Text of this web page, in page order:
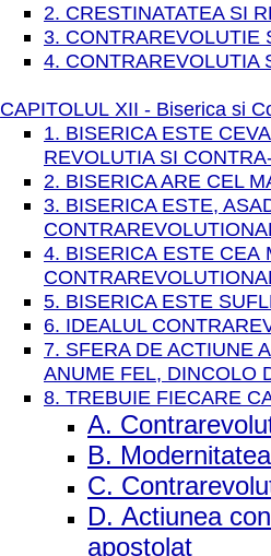
2. CRESTINATATEA SI
3. CONTRAREVOLUTIE
4. CONTRAREVOLUTIA
CAPITOLUL XII - Biserica si
1. BISERICA ESTE
REVOLUTIA SI
2. BISERICA ARE CEL
3. BISERICA ESTE,
4. BISERICA ESTE CEA
5. BISERICA ESTE
6. IDEALUL
7. SFERA DE ACTIUNE
ANUME FEL, DINCOLO
8. TREBUIE FIECARE
A.
B.
C.
D. Actiunea
apostolat